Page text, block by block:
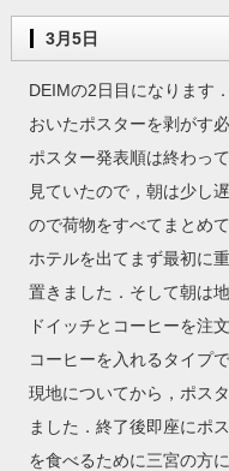
3月5日
DEIMの2日目になります
おいたポスターを剥がす
ポスター発表順は終わっ
見ていたので，朝は少し
ので荷物をすべてまとめ
ホテルを出てまず最初に
置きました．そして朝は
ドイッチとコーヒーを注
コーヒーを入れるタイプ
現地についてから，ポス
ました．終了後即座にポ
を食べるために三宮の方